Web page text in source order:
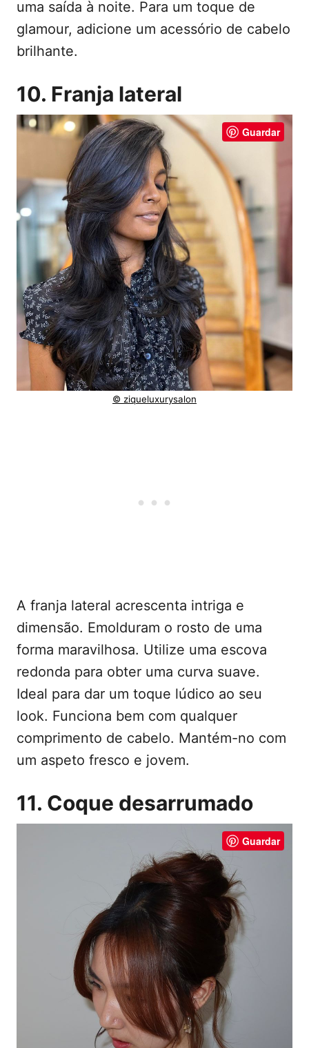
uma saída à noite. Para um toque de
glamour, adicione um acessório de cabelo
brilhante.
10. Franja lateral
Guardar
© ziqueluxurysalon
A franja lateral acrescenta intriga e
dimensão. Emolduram o rosto de uma
forma maravilhosa. Utilize uma escova
redonda para obter uma curva suave.
Ideal para dar um toque lúdico ao seu
look. Funciona bem com qualquer
comprimento de cabelo. Mantém-no com
um aspeto fresco e jovem.
11. Coque desarrumado
Guardar